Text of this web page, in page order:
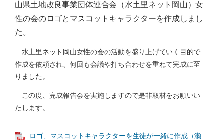
山県土地改良事業団体連合会（水土里ネット岡山）女
性の会のロゴとマスコットキャラクターを作成しまし
た。
水土里ネット岡山女性の会の活動を盛り上げていく目的で
作成を依頼され、何回も会議や打ち合わせを重ねて完成に至
りました。
この度、完成報告会を実施しますので是非取材をお願いい
たします。
ロゴ、マスコットキャラクターを生徒が一緒に作成（瀬